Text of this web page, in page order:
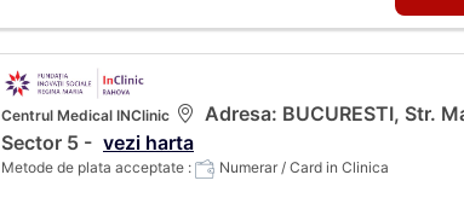
Centrul Medical INClinic
Adresa: BUCURESTI, Str.
Sector 5 - vezi harta
Metode de plata acceptate : Numerar / Card in Clinica